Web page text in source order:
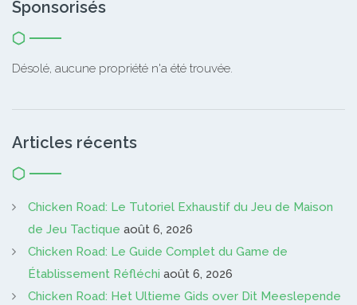
Sponsorisés
Désolé, aucune propriété n'a été trouvée.
Articles récents
Chicken Road: Le Tutoriel Exhaustif du Jeu de Maison
de Jeu Tactique août 6, 2026
Chicken Road: Le Guide Complet du Game de
Établissement Réfléchi août 6, 2026
Chicken Road: Het Ultieme Gids over Dit Meeslepende